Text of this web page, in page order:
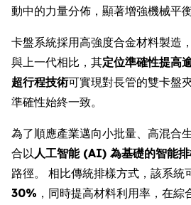
動中的力量分佈，顯著增強機械平
卡盤系統採用高強度合金材料製造
與上一代相比，其定位準確性提高
超行程技術可實現對長管的雙卡盤
準確性始終一致。
為了順應產業邁向小批量、高混合
合以人工智能 (AI) 為基礎的智能
路徑。 相比傳統排樣方式，該系統
30% ，同時提高材料利用率，在綜